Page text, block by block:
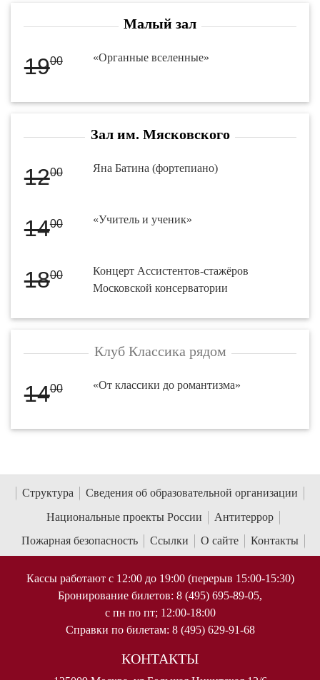
Малый зал
1900 «Органные вселенные»
Зал им. Мясковского
1200 Яна Батина (фортепиано)
1400 «Учитель и ученик»
1800
Концерт Ассистентов-стажёров
Московской консерватории
Клуб Классика рядом
1400 «От классики до романтизма»
Структура
Сведения об образовательной организации
Национальные проекты России
Антитеррор
Пожарная безопасность
Ссылки О сайте Контакты
Кассы работают с 12:00 до 19:00 (перерыв 15:00-15:30)
Бронирование билетов: 8 (495) 695-89-05,
с пн по пт; 12:00-18:00
Справки по билетам: 8 (495) 629-91-68
КОНТАКТЫ